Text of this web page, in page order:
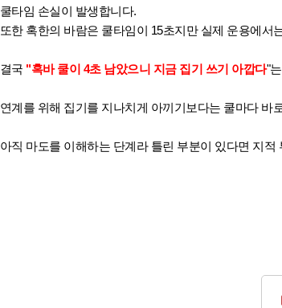
쿨타임 손실이 발생합니다.
또한 혹한의 바람은 쿨타임이 15초지만 실제 운용에서
결국 "혹바 쿨이 4초 남았으니 지금 집기 쓰기 아깝다"
연계를 위해 집기를 지나치게 아끼기보다는 쿨마다 바
아직 마도를 이해하는 단계라 틀린 부분이 있다면 지적